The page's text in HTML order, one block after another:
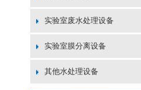
实验室废水处理设备
实验室膜分离设备
其他水处理设备